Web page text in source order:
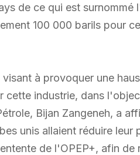
de ce qui est surnommé
100 000 barils pour
à provoquer une
cette industrie, dans
Bijan Zangeneh, a
unis allaient réduire leur
de l'OPEP+, afin de